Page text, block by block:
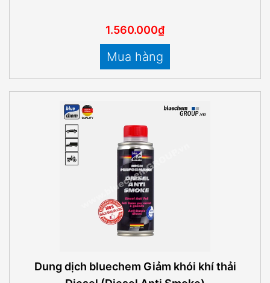
1.560.000₫
Mua hàng
Dung dịch bluechem Giảm khói khí thải